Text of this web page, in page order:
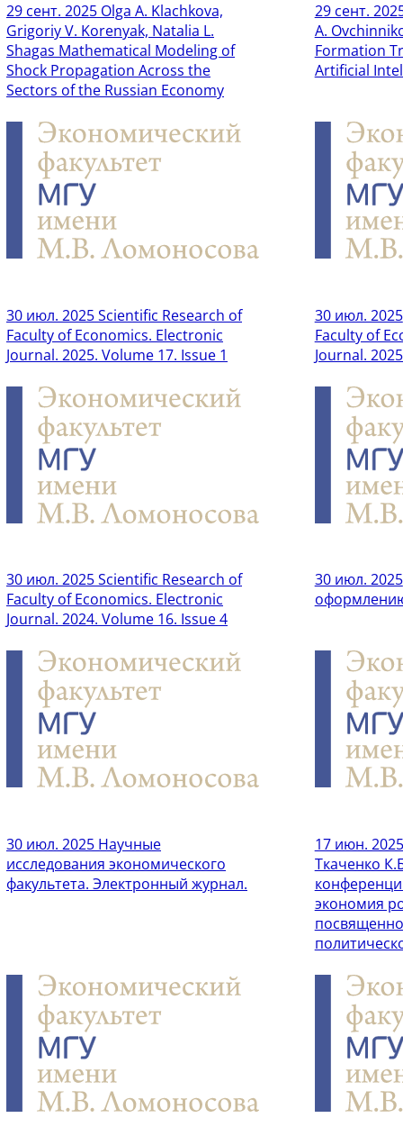
29 сент. 2025 Olga A. Klachkova,
Grigoriy V. Korenyak, Natalia L.
Shagas Mathematical Modeling of
Shock Propagation Across the
Sectors of the Russian Economy
29 сент.
A.
Formation
Artificial
30 июл. 2025Scientific Research of
Faculty of Economics. Electronic
Journal. 2025. Volume 17. Issue 1
30 июл. 2025
Faculty of
Journal.
30 июл. 2025Scientific Research of
Faculty of Economics. Electronic
Journal. 2024. Volume 16. Issue 4
30 июл. 2025
30 июл. 2025 Научные
исследования экономического
факультета. Электронный журнал.
17 июн. 2025
Ткаченко
экономия